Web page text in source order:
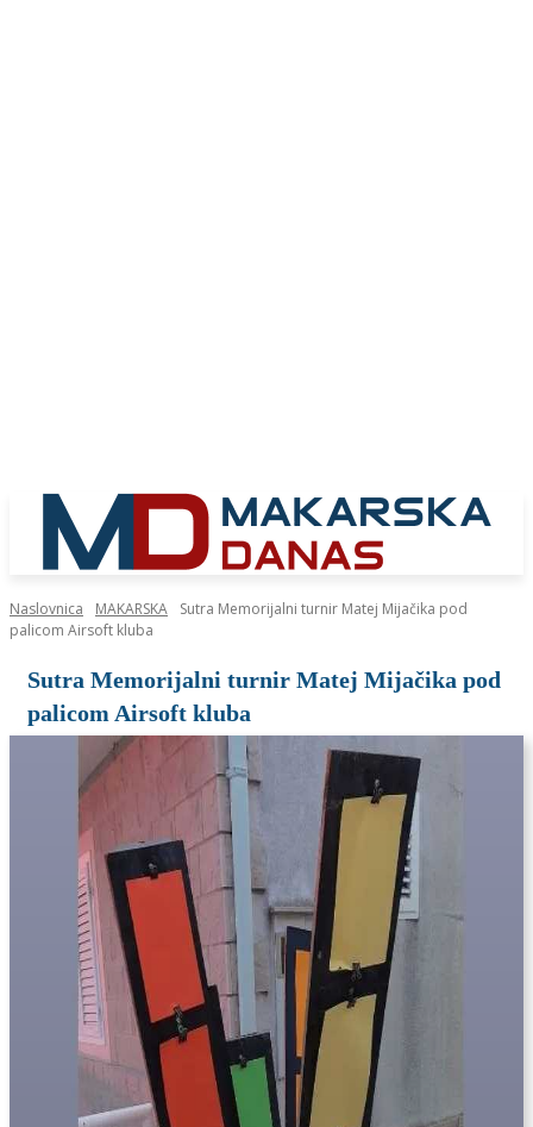
Naslovnica MAKARSKA
Sutra Memorijalni turnir Matej Mijačika pod
palicom Airsoft kluba
Sutra Memorijalni turnir Matej Mijačika pod
palicom Airsoft kluba